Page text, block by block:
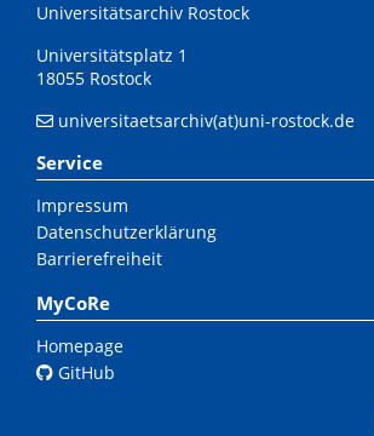
Universitätsarchiv Rostock
Universitätsplatz 1
18055 Rostock
universitaetsarchiv(at)uni-rostock.de
Service
Impressum
Datenschutzerklärung
Barrierefreiheit
MyCoRe
Homepage
GitHub